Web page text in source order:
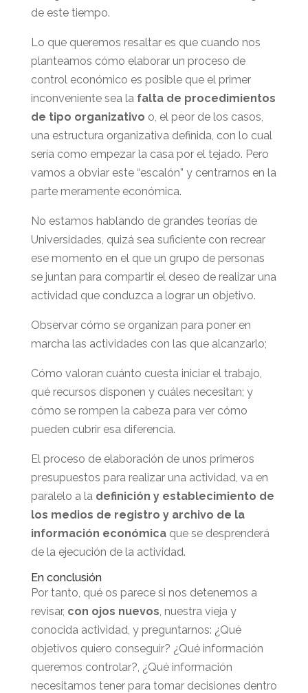
de este tiempo.
Lo que queremos resaltar es que cuando nos
planteamos cómo elaborar un proceso de
control económico es posible que el primer
inconveniente sea la falta de procedimientos
de tipo organizativo o, el peor de los casos,
una estructura organizativa definida, con lo cual
sería como empezar la casa por el tejado. Pero
vamos a obviar este “escalón” y centrarnos en la
parte meramente económica.
No estamos hablando de grandes teorías de
Universidades, quizá sea suficiente con recrear
ese momento en el que un grupo de personas
se juntan para compartir el deseo de realizar una
actividad que conduzca a lograr un objetivo.
Observar cómo se organizan para poner en
marcha las actividades con las que alcanzarlo;
Cómo valoran cuánto cuesta iniciar el trabajo,
qué recursos disponen y cuáles necesitan; y
cómo se rompen la cabeza para ver cómo
pueden cubrir esa diferencia.
El proceso de elaboración de unos primeros
presupuestos para realizar una actividad, va en
paralelo a la definición y establecimiento de
los medios de registro y archivo de la
información económicaque se desprenderá
de la ejecución de la actividad.
En conclusión
Por tanto, qué os parece si nos detenemos a
revisar, con ojos nuevos, nuestra vieja y
conocida actividad, y preguntarnos: ¿Qué
objetivos quiero conseguir? ¿Qué información
queremos controlar?, ¿Qué información
necesitamos tener para tomar decisiones dentro